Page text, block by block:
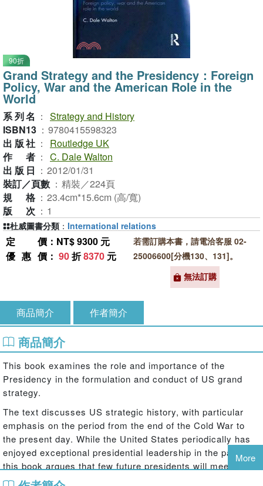
90折
Grand Strategy and the Presidency：Foreign
Policy, War and the American Role in the
World
系列名 ： Strategy and History
ISBN13 ： 9780415598323
出版社 ：
Routledge UK
作者 ： C. Dale Walton
出版日 ： 2012/01/31
裝訂／頁數 ： 精裝／224頁
規格 ： 23.4cm*15.6cm (高/寬)
版次 ： 1
定價 ：NT$ 9300 元
優惠價 ： 90折8370 元
若需訂購本書，請電洽客服 02-
25006600[分機130、131]。
無法訂購
杜威圖書分類 ： International relations
商品簡介 作者簡介
商品簡介
This book examines the role and importance of the
Presidency in the formulation and conduct of US grand
strategy.
The text discusses US strategic history, with particular
emphasis on the period from the end of the Cold War to
the present day. While the United States periodically has
enjoyed exceptional presidential leadership in the past,
this book argues that few future presidents will meet high
standards of leadership in foreign affairs. In turn, this will
More